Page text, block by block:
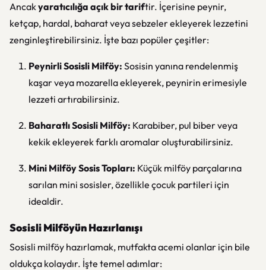
Ancakyaratıcılığa açık bir tariftir. İçerisine peynir,
ketçap, hardal, baharat veya sebzeler ekleyerek lezzetini
zenginleştirebilirsiniz. İşte bazı popüler çeşitler:
Peynirli Sosisli Milföy: Sosisin yanına rendelenmiş
kaşar veya mozarella ekleyerek, peynirin erimesiyle
lezzeti artırabilirsiniz.
Baharatlı Sosisli Milföy: Karabiber, pul biber veya
kekik ekleyerek farklı aromalar oluşturabilirsiniz.
Mini Milföy Sosis Topları: Küçük milföy parçalarına
sarılan mini sosisler, özellikle çocuk partileri için
idealdir.
Sosisli Milföyün Hazırlanışı
Sosisli milföy hazırlamak, mutfakta acemi olanlar için bile
oldukça kolaydır. İşte temel adımlar: